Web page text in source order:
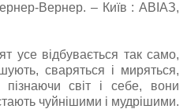
Вернер. – Київ : АВІАЗ,
усе відбувається так само,
сваряться і миряться,
світ і себе, вони
чуйнішими і мудрішими.